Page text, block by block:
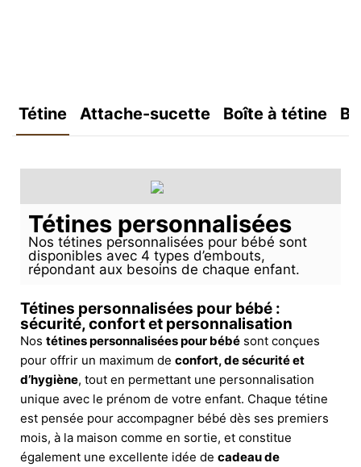
Tétine Attache-sucette Boîte à tétine
Tétines personnalisées
Nos tétines personnalisées pour bébé sont
disponibles avec 4 types d’embouts,
répondant aux besoins de chaque enfant.
Tétines personnalisées pour bébé :
sécurité, confort et personnalisation
Nos tétines personnalisées pour bébé sont conçues
pour offrir un maximum de confort, de sécurité et
d’hygiène, tout en permettant une personnalisation
unique avec le prénom de votre enfant. Chaque tétine
est pensée pour accompagner bébé dès ses premiers
mois, à la maison comme en sortie, et constitue
également une excellente idée de cadeau de